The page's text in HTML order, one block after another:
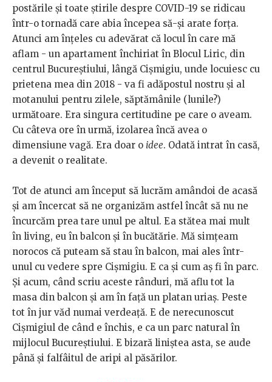
postările și toate știrile despre COVID-19 se ridicau
într-o tornadă care abia începea să-și arate forța.
Atunci am înțeles cu adevărat că locul în care mă
aflam - un apartament închiriat în Blocul Liric, din
centrul Bucureștiului, lângă Cișmigiu, unde locuiesc cu
prietena mea din 2018 - va fi adăpostul nostru și al
motanului pentru zilele, săptămânile (lunile?)
următoare. Era singura certitudine pe care o aveam.
Cu câteva ore în urmă, izolarea încă avea o
dimensiune vagă. Era doar o idee. Odată intrat în casă,
a devenit o realitate.
Tot de atunci am început să lucrăm amândoi de acasă
și am încercat să ne organizăm astfel încât să nu ne
încurcăm prea tare unul pe altul. Ea stătea mai mult
în living, eu în balcon și în bucătărie. Mă simțeam
norocos că puteam să stau în balcon, mai ales într-
unul cu vedere spre Cișmigiu. E ca și cum aș fi în parc.
Și acum, când scriu aceste rânduri, mă aflu tot la
masa din balcon și am în față un platan uriaș. Peste
tot în jur văd numai verdeață. E de nerecunoscut
Cișmigiul de când e închis, e ca un parc natural în
mijlocul Bucureștiului. E bizară liniștea asta, se aude
până și falfâitul de aripi al păsărilor.